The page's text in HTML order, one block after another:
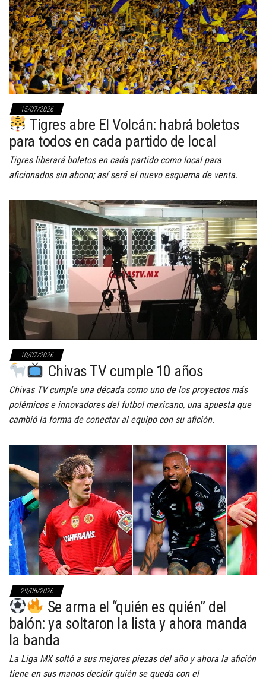
15/07/2026
Tigres abre El Volcán: habrá boletos
para todos en cada partido de local
Tigres liberará boletos en cada partido como local para
aficionados sin abono; así será el nuevo esquema de venta.
10/07/2026
Chivas TV cumple 10 años
Chivas TV cumple una década como uno de los proyectos más
polémicos e innovadores del futbol mexicano, una apuesta que
cambió la forma de conectar al equipo con su afición.
29/06/2026
Se arma el “quién es quién” del
balón: ya soltaron la lista y ahora manda
la banda
La Liga MX soltó a sus mejores piezas del año y ahora la afición
tiene en sus manos decidir quién se queda con el